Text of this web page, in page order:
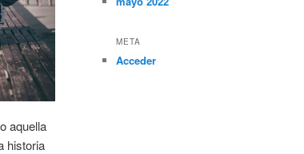
aquella
historia
META
Acceder